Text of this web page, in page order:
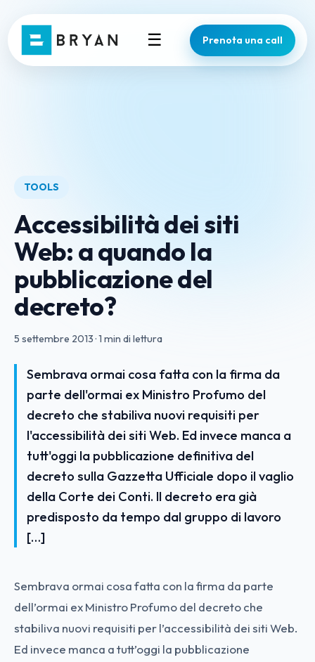
☰ Prenota una call
TOOLS
Accessibilità dei siti
Web: a quando la
pubblicazione del
decreto?
5 settembre 2013·1 min di lettura
Sembrava ormai cosa fatta con la firma da
parte dell'ormai ex Ministro Profumo del
decreto che stabiliva nuovi requisiti per
l'accessibilità dei siti Web. Ed invece manca a
tutt'oggi la pubblicazione definitiva del
decreto sulla Gazzetta Ufficiale dopo il vaglio
della Corte dei Conti. Il decreto era già
predisposto da tempo dal gruppo di lavoro
[…]
Sembrava ormai cosa fatta con la firma da parte
dell’ormai ex Ministro Profumo del decreto che
stabiliva nuovi requisiti per l’accessibilità dei siti Web.
Ed invece manca a tutt’oggi la pubblicazione